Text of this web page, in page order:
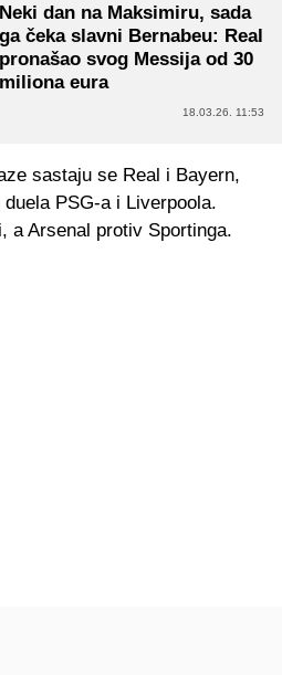
Neki dan na Maksimiru, sada
ga čeka slavni Bernabeu: Real
pronašao svog Messija od 30
miliona eura
18.03.26. 11:53
sastaju se Real i Bayern,
PSG-a i Liverpoola.
a Arsenal protiv Sportinga.